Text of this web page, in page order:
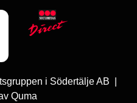
i Södertälje AB |
Quma